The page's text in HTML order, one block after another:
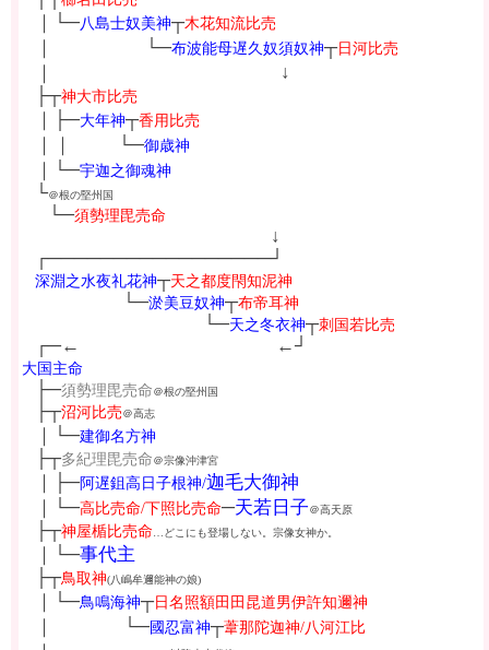
｜└─八島士奴美神┬木花知流比売
｜ └─布波能母遅久奴須奴神┬日河比売
｜
↓
├┬神大市比売
｜├─大年神┬香用比売
｜｜ └─御歳神
｜└─宇迦之御魂神
└＠根の堅州国
└─須勢理毘売命
↓
┌─────────────────┘
深淵之水夜礼花神┬天之都度閇知泥神
└─淤美豆奴神┬布帝耳神
└─天之冬衣神┬刺国若比売
┌─← ←┘
大国主命
├─須勢理毘売命＠根の堅州国
├┬沼河比売＠高志
｜└─建御名方神
├┬多紀理毘売命＠宗像沖津宮
｜├─阿遅鉏 高日子根神/迦毛大御神
｜└─高比売命/下照比売命─天若日子＠高天原
├┬神屋楯比売命 …どこにも登場しない。宗像女神か。
｜└─事代主
├┬鳥取神(八嶋牟邇能神の娘)
｜└─鳥鳴海神┬日名照額田田昆道男伊許知邇神
｜ └─國忍富神┬葦那陀迦神/八河江比